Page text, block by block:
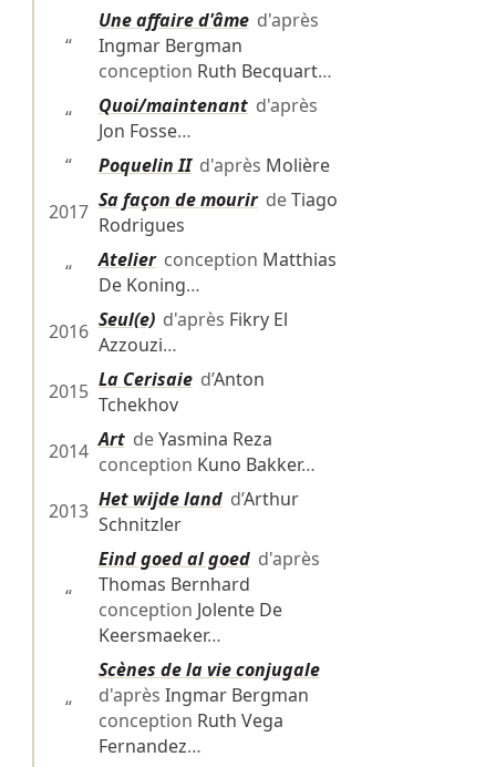
“
Une affaire d'âmed'après
Ingmar Bergman
conception Ruth Becquart…
“
Quoi/maintenantd'après
Jon Fosse…
“
Poquelin IId'après Molière
2017 Sa façon de mourirdeTiago
Rodrigues
“
Atelierconception Matthias
De Koning…
2016 Seul(e)d'après Fikry El
Azzouzi…
2015 La Cerisaied’Anton
Tchekhov
2014 ArtdeYasmina Reza
conception Kuno Bakker…
2013 Het wijde landd’Arthur
Schnitzler
“
Eind goed al goedd'après
Thomas Bernhard
conception Jolente De
Keersmaeker…
“
Scènes de la vie conjugale
d'après Ingmar Bergman
conception Ruth Vega
Fernandez…